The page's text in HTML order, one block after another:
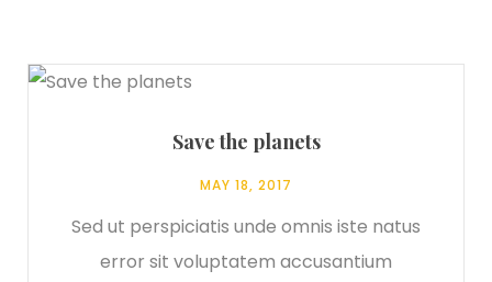
Save the planets
MAY 18, 2017
Sed ut perspiciatis unde omnis iste natus
error sit voluptatem accusantium